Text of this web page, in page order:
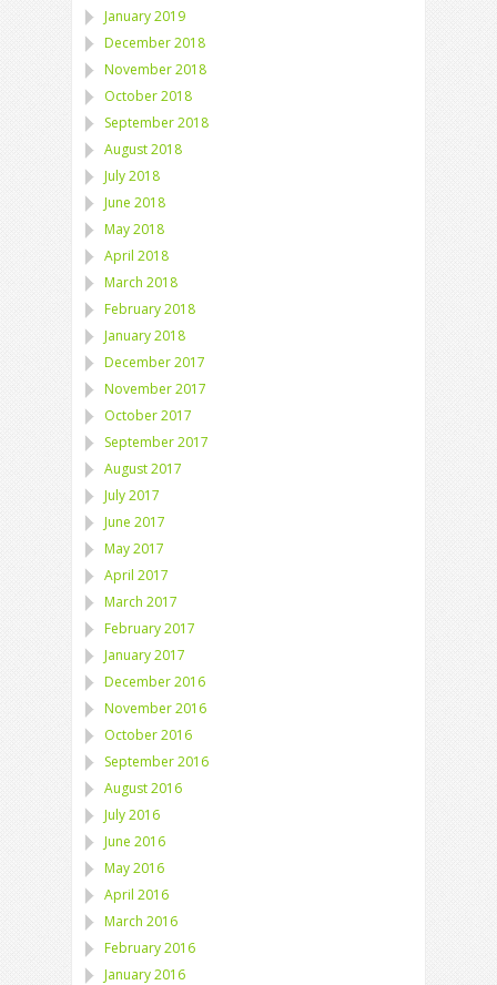
January 2019
December 2018
November 2018
October 2018
September 2018
August 2018
July 2018
June 2018
May 2018
April 2018
March 2018
February 2018
January 2018
December 2017
November 2017
October 2017
September 2017
August 2017
July 2017
June 2017
May 2017
April 2017
March 2017
February 2017
January 2017
December 2016
November 2016
October 2016
September 2016
August 2016
July 2016
June 2016
May 2016
April 2016
March 2016
February 2016
January 2016